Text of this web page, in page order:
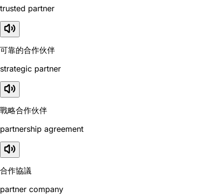
trusted partner
可靠的合作伙伴
strategic partner
戰略合作伙伴
partnership agreement
合作協議
partner company